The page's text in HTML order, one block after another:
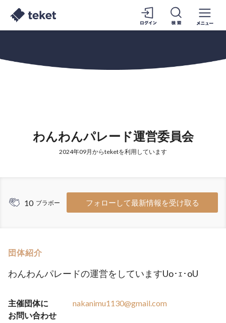
わんわんパレード運営委員会
2024年09月からteketを利用しています
10 ブラボー フォローして最新情報を受け取る
団体紹介
わんわんパレードの運営をしていますUo･ｪ･oU
主催団体に
お問い合わせ
nakanimu1130@gmail.com